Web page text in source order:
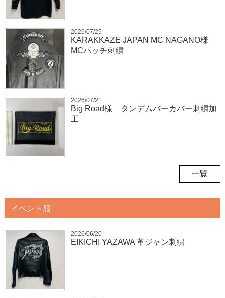
2026/07/25
KARAKKAZE JAPAN MC NAGANO様
MCパッチ刺繍
2026/07/21
Big Road様 タンデムバーカバー刺繍加
工
一覧
イベント服
2026/06/20
EIKICHI YAZAWA 革ジャン刺繍